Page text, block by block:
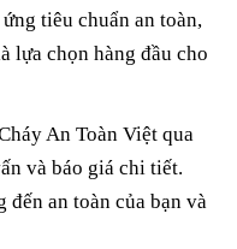
tiêu chuẩn an toàn,
lựa chọn hàng đầu cho
An Toàn Việt qua
và báo giá chi tiết.
an toàn của bạn và